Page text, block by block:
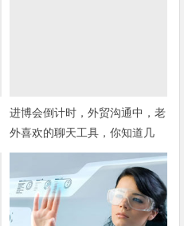
进博会倒计时，外贸沟通中，老
外喜欢的聊天工具，你知道几
种？